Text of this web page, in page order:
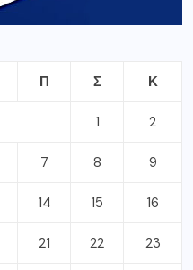
Π Σ Κ
1 2
7 8 9
14 15 16
21 22 23